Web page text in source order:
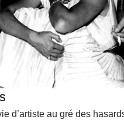
d’artiste au gré des